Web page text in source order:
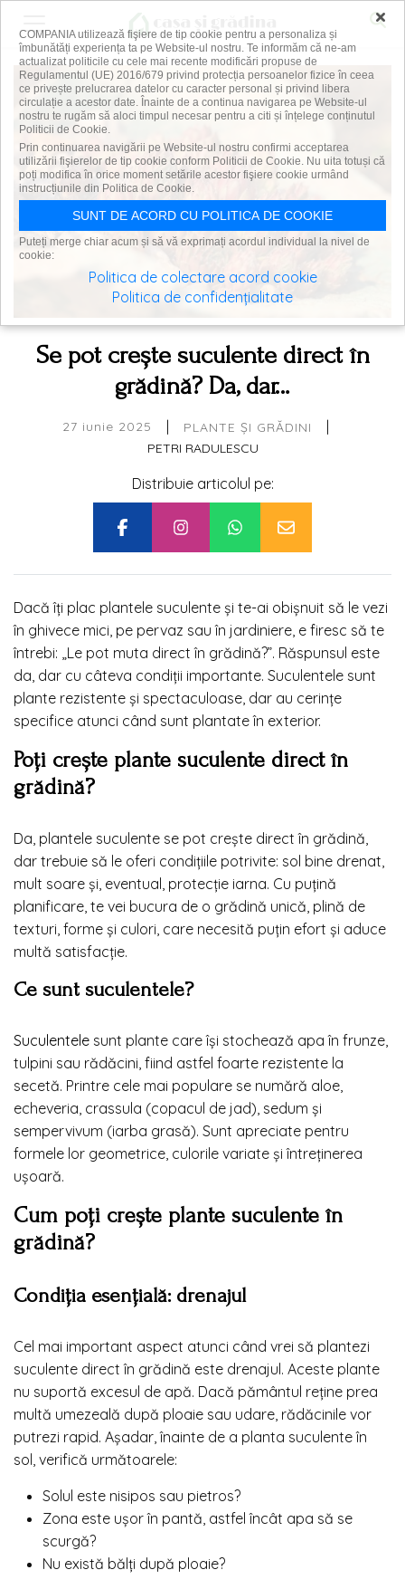
Se pot crește suculente direct în
grădină? Da, dar…
27 iunie 2025 | PLANTE ȘI GRĂDINI |
PETRI RADULESCU
Distribuie articolul pe:
Dacă îți plac plantele suculente și te-ai obișnuit să le vezi
în ghivece mici, pe pervaz sau în jardiniere, e firesc să te
întrebi: „Le pot muta direct în grădină?”. Răspunsul este
da, dar cu câteva condiții importante. Suculentele sunt
plante rezistente și spectaculoase, dar au cerințe
specifice atunci când sunt plantate în exterior.
Poți crește plante suculente direct în
grădină?
Da, plantele suculente se pot crește direct în grădină,
dar trebuie să le oferi condițiile potrivite: sol bine drenat,
mult soare și, eventual, protecție iarna. Cu puțină
planificare, te vei bucura de o grădină unică, plină de
texturi, forme și culori, care necesită puțin efort și aduce
multă satisfacție.
Ce sunt suculentele?
Suculentele sunt plante care își stochează apa în frunze,
tulpini sau rădăcini, fiind astfel foarte rezistente la
secetă. Printre cele mai populare se numără aloe,
echeveria, crassula (copacul de jad), sedum și
sempervivum (iarba grasă). Sunt apreciate pentru
formele lor geometrice, culorile variate și întreținerea
ușoară.
Cum poți crește plante suculente în
grădină?
Condiția esențială: drenajul
Cel mai important aspect atunci când vrei să plantezi
suculente direct în grădină este drenajul. Aceste plante
nu suportă excesul de apă. Dacă pământul reține prea
multă umezeală după ploaie sau udare, rădăcinile vor
putrezi rapid. Așadar, înainte de a planta suculente în
sol, verifică următoarele:
Solul este nisipos sau pietros?
Zona este ușor în pantă, astfel încât apa să se
scurgă?
Nu există bălți după ploaie?
×
COMPANIA utilizează fişiere de tip cookie pentru a personaliza și
îmbunătăți experiența ta pe Website-ul nostru. Te informăm că ne-am
actualizat politicile cu cele mai recente modificări propuse de
Regulamentul (UE) 2016/679 privind protecția persoanelor fizice în ceea
ce privește prelucrarea datelor cu caracter personal și privind libera
circulație a acestor date. Înainte de a continua navigarea pe Website-ul
nostru te rugăm să aloci timpul necesar pentru a citi și înțelege conținutul
Politicii de Cookie.
Prin continuarea navigării pe Website-ul nostru confirmi acceptarea
utilizării fişierelor de tip cookie conform Politicii de Cookie. Nu uita totuși că
poți modifica în orice moment setările acestor fişiere cookie urmând
instrucțiunile din Politica de Cookie.
SUNT DE ACORD CU POLITICA DE COOKIE
Puteți merge chiar acum și să vă exprimați acordul individual la nivel de
cookie:
Politica de colectare acord cookie
Politica de confidențialitate